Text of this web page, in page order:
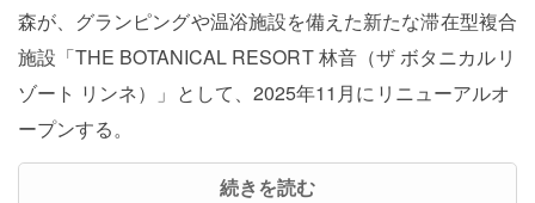
森が、グランピングや温浴施設を備えた新たな滞在型複合
施設「THE BOTANICAL RESORT 林音（ザ ボタニカルリ
ゾート リンネ）」として、2025年11月にリニューアルオ
ープンする。
続きを読む